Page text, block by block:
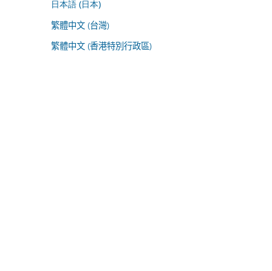
日本語 (日本)
繁體中文 (台灣)
繁體中文 (香港特別行政區)